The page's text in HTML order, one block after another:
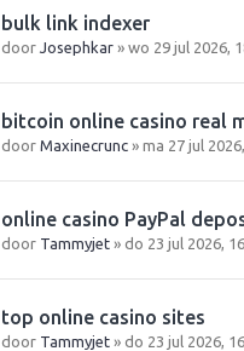
bulk link indexer
door Josephkar » wo 29 jul 2026,
bitcoin online casino real
door Maxinecrunc » ma 27 jul
online casino PayPal
door Tammyjet » do 23 jul 2026,
top online casino sites
door Tammyjet » do 23 jul 2026,